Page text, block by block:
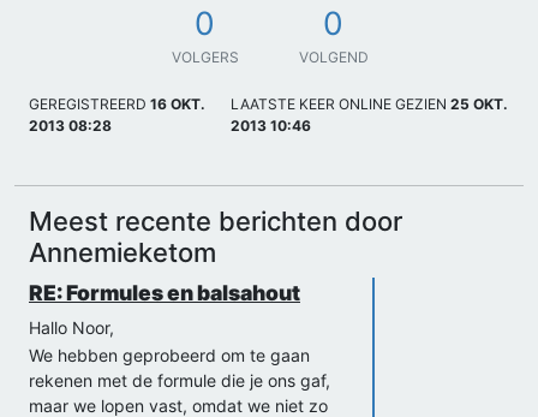
0
VOLGERS
0
VOLGEND
GEREGISTREERD 16 OKT.
2013 08:28
LAATSTE KEER ONLINE GEZIEN 25 OKT.
2013 10:46
Meest recente berichten door
Annemieketom
RE: Formules en balsahout
Hallo Noor,
We hebben geprobeerd om te gaan
rekenen met de formule die je ons gaf,
maar we lopen vast, omdat we niet zo